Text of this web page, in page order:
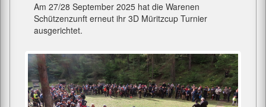
Am 27/28 September 2025 hat die Warenen
Schützenzunft erneut ihr 3D Müritzcup Turnier
ausgerichtet.